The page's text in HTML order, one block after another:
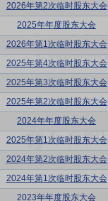
2026年第2次临时股东大会
2025年年度股东大会
2026年第1次临时股东大会
2025年第4次临时股东大会
2025年第3次临时股东大会
2025年第2次临时股东大会
2024年年度股东大会
2025年第1次临时股东大会
2024年第2次临时股东大会
2024年第1次临时股东大会
2023年年度股东大会